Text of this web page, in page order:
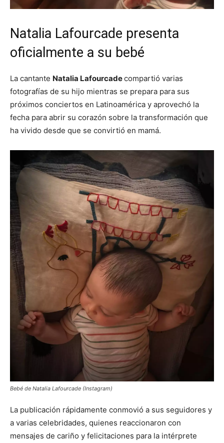
Natalia Lafourcade presenta
oficialmente a su bebé
La cantante Natalia Lafourcadecompartió varias
fotografías de su hijo mientras se prepara para sus
próximos conciertos en Latinoamérica y aprovechó la
fecha para abrir su corazón sobre la transformación que
ha vivido desde que se convirtió en mamá.
Bebé de Natalia Lafourcade (Instagram)
La publicación rápidamente conmovió a sus seguidores y
a varias celebridades, quienes reaccionaron con
mensajes de cariño y felicitaciones para la intérprete